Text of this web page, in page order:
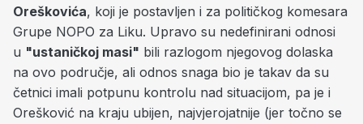
Oreškovića, koji je postavljen i za političkog komesara
Grupe NOPO za Liku. Upravo su nedefinirani odnosi
u "ustaničkoj masi" bili razlogom njegovog dolaska
na ovo područje, ali odnos snaga bio je takav da su
četnici imali potpunu kontrolu nad situacijom, pa je i
Orešković na kraju ubijen, najvjerojatnije (jer točno se